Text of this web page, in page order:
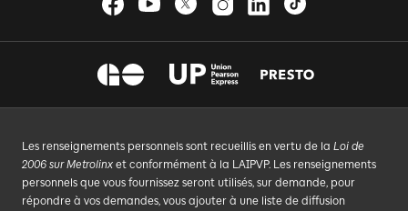
Les renseignements personnels sont recueillis en vertu de la Loi de
2006 sur Metrolinx et conformément à la LAIPVP. Les renseignements
personnels que vous fournissez seront utilisés, sur demande, pour
répondre à vos demandes, vous ajouter à une liste de diffusion